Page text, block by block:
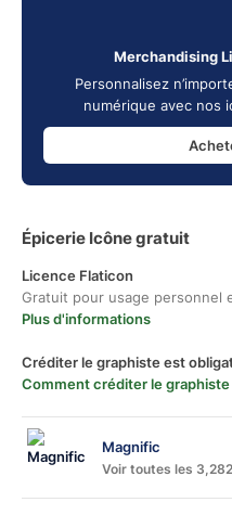
Merchandising
Personnalisez
numérique avec nos
Épicerie Icône gratuit
Licence Flaticon
Gratuit pour usage personnel
Plus d'informations
Créditer le graphiste est
Comment créditer le graphiste
Magnific
Voir toutes les